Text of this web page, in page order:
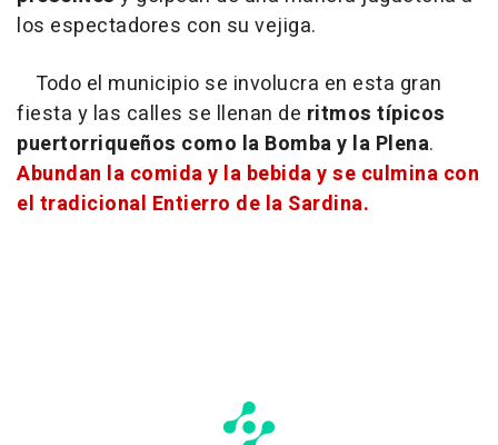
los espectadores con su vejiga.
Todo el municipio se involucra en esta gran
fiesta y las calles se llenan de ritmos típicos
puertorriqueños como la Bomba y la Plena.
Abundan la comida y la bebida y se culmina con
el tradicional Entierro de la Sardina.